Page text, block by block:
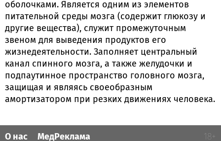
оболочками. Является одним из элементов
питательной среды мозга (содержит глюкозу и
другие вещества), служит промежуточным
звеном для выведения продуктов его
жизнедеятельности. Заполняет центральный
канал спинного мозга, а также желудочки и
подпаутинное пространство головного мозга,
защищая и являясь своеобразным
амортизатором при резких движениях человека.
О нас МедРеклама 18+